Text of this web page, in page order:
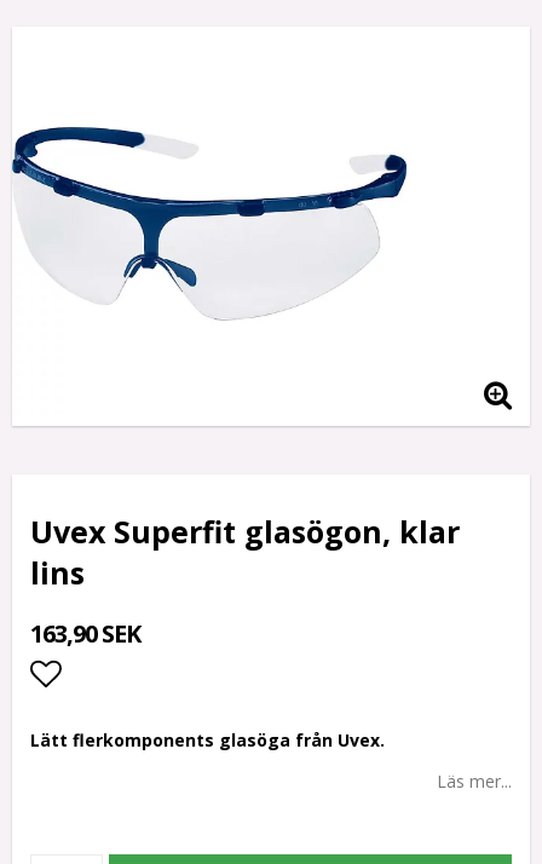
Uvex Superfit glasögon, klar
lins
163,90 SEK
Lägg till i favoritlistan
Lätt flerkomponents glasöga från Uvex.
Läs mer...